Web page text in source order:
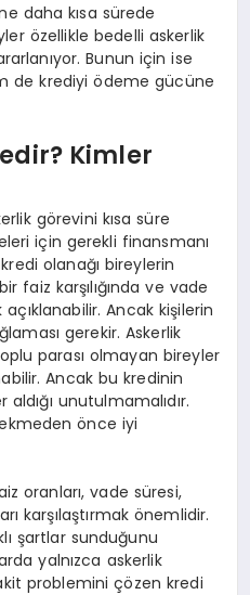
daha kısa sürede
özellikle bedelli askerlik
Bunun için ise
de krediyi ödeme gücüne
Kimler
görevini kısa süre
için gerekli finansmanı
olanağı bireylerin
faiz karşılığında ve vade
Ancak kişilerin
gerekir. Askerlik
parası olmayan bireyler
Ancak bu kredinin
unutulmamalıdır.
önce iyi
oranları, vade süresi,
karşılaştırmak önemlidir.
şartlar sunduğunu
yalnızca askerlik
problemini çözen kredi